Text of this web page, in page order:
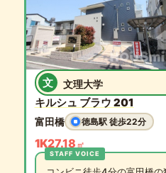
文 文理大学
キルシュ ブラウ 201
富田橋 徳島駅 徒歩22分
1K27.18 ㎡